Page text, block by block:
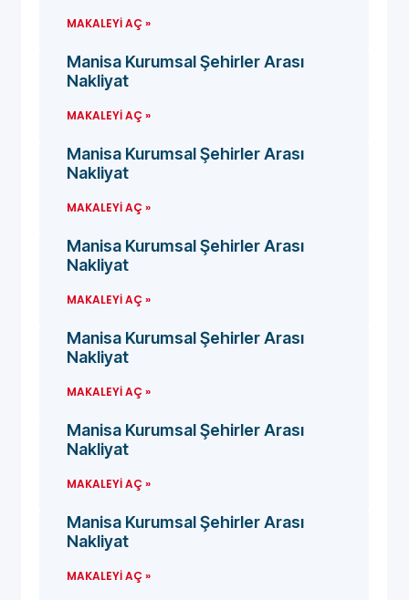
MAKALEYI AÇ »
Manisa Kurumsal Şehirler Arası
Nakliyat
MAKALEYI AÇ »
Manisa Kurumsal Şehirler Arası
Nakliyat
MAKALEYI AÇ »
Manisa Kurumsal Şehirler Arası
Nakliyat
MAKALEYI AÇ »
Manisa Kurumsal Şehirler Arası
Nakliyat
MAKALEYI AÇ »
Manisa Kurumsal Şehirler Arası
Nakliyat
MAKALEYI AÇ »
Manisa Kurumsal Şehirler Arası
Nakliyat
MAKALEYI AÇ »